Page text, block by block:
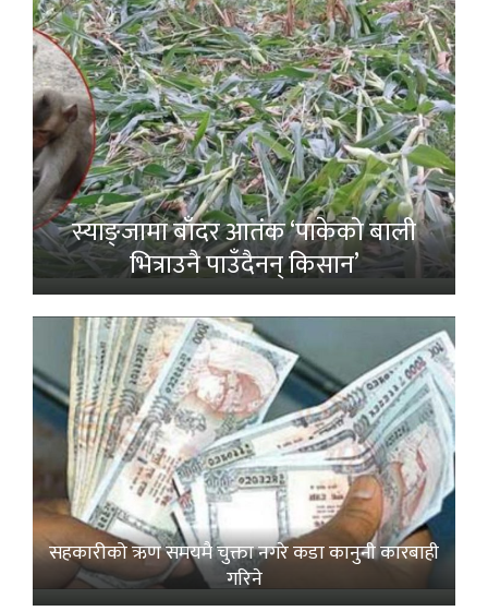
स्याङ्जामा बाँदर आतंक ‘पाकेको बाली
भित्राउनै पाउँदैनन् किसान’
सहकारीको ऋण समयमै चुक्ता नगरे कडा कानुनी कारबाही
गरिने